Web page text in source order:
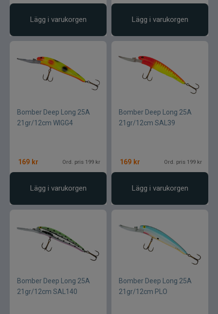
Lägg i varukorgen Lägg i varukorgen
Bomber Deep Long 25A
21gr/12cm WIGG4
169 kr Ord. pris 199 kr
Lägg i varukorgen
Bomber Deep Long 25A
21gr/12cm SAL39
169 kr Ord. pris 199 kr
Lägg i varukorgen
Bomber Deep Long 25A
21gr/12cm SAL140
Bomber Deep Long 25A
21gr/12cm PLO